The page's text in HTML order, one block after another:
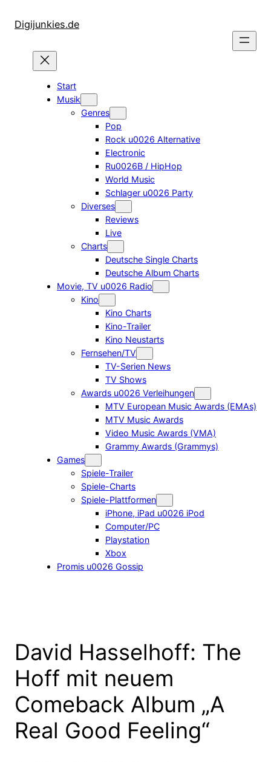
InhaltDigijunkies.de
Start
Musik
Genres
Pop
Rock u0026 Alternative
Electronic
Ru0026B / HipHop
World Music
Schlager u0026 Party
Diverses
Reviews
Live
Charts
Deutsche Single Charts
Deutsche Album Charts
Movie, TV u0026 Radio
Kino
Kino Charts
Kino-Trailer
Kino Neustarts
Fernsehen/TV
TV-Serien News
TV Shows
Awards u0026 Verleihungen
MTV European Music Awards (EMAs)
MTV Music Awards
Video Music Awards (VMA)
Grammy Awards (Grammys)
Games
Spiele-Trailer
Spiele-Charts
Spiele-Plattformen
iPhone, iPad u0026 iPod
Computer/PC
Playstation
Xbox
Promis u0026 Gossip
David Hasselhoff: The
Hoff mit neuem
Comeback Album „A
Real Good Feeling“